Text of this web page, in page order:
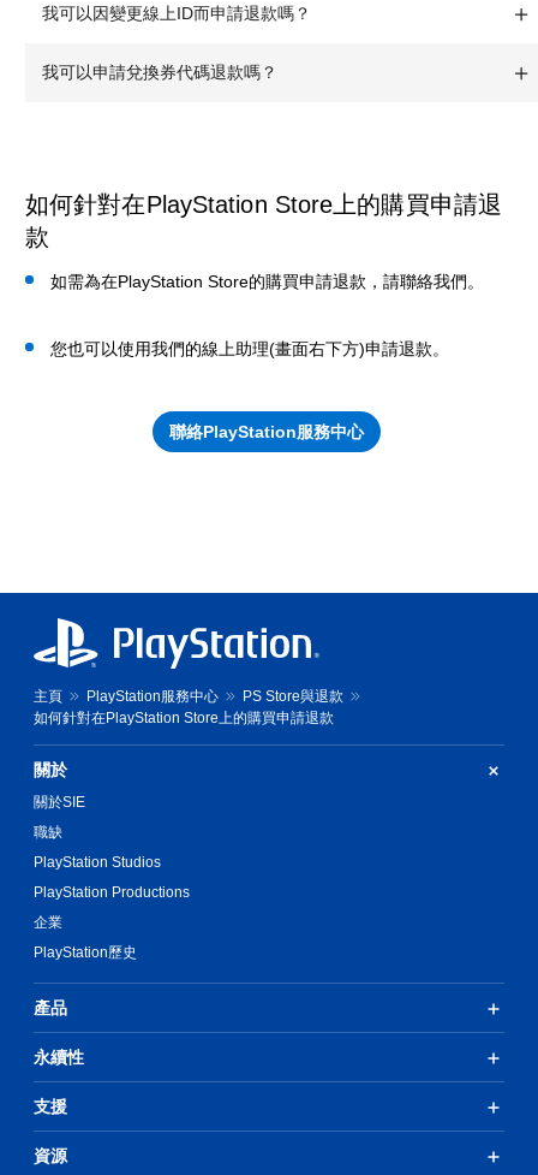
我可以因變更線上ID而申請退款嗎？
我可以申請兌換券代碼退款嗎？
如何針對在PlayStation Store上的購買申請退
款
如需為在PlayStation Store的購買申請退款，請聯絡我們。
您也可以使用我們的線上助理(畫面右下方)申請退款。
聯絡PlayStation服務中心
主頁 PlayStation服務中心
PS Store與退款
如何針對在PlayStation Store上的購買申請退款
關於
關於SIE
職缺
PlayStation Studios
PlayStation Productions
企業
PlayStation歷史
產品
永續性
支援
資源